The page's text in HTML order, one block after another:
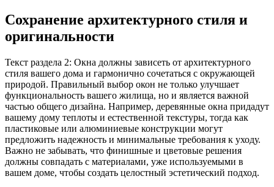
Сохранение архитектурного стиля и
оригинальности
Текст раздела 2: Окна должны зависеть от архитектурного
стиля вашего дома и гармонично сочетаться с окружающей
природой. Правильный выбор окон не только улучшает
функциональность вашего жилища, но и является важной
частью общего дизайна. Например, деревянные окна придадут
вашему дому теплоты и естественной текстуры, тогда как
пластиковые или алюминиевые конструкции могут
предложить надежность и минимальные требования к уходу.
Важно не забывать, что финишные и цветовые решения
должны совпадать с материалами, уже используемыми в
вашем доме, чтобы создать целостный эстетический подход.